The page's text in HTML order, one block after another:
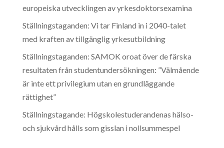
europeiska utvecklingen av yrkesdoktorsexamina
Ställningstaganden: Vi tar Finland in i 2040-talet
med kraften av tillgänglig yrkesutbildning
Ställningstaganden: SAMOK oroat över de färska
resultaten från studentundersökningen: ”Välmående
är inte ett privilegium utan en grundläggande
rättighet”
Ställningstagande: Högskolestuderandenas hälso-
och sjukvård hålls som gisslan i nollsummespel